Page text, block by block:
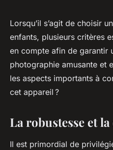
Quels critères
de l'achat d'un
pour enfants ?
sébastien•2 août 2023•2 min
Lorsqu’il s’agit de choisir
enfants, plusieurs critères
en compte afin de garantir
photographie amusante et
les aspects importants à
cet appareil ?
La robustesse et
Il est primordial de